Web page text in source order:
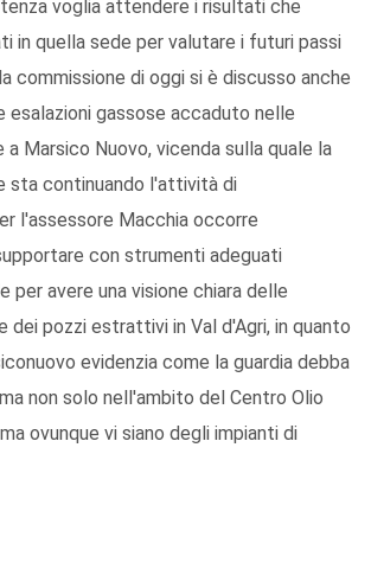
voglia attendere i risultati che
in quella sede per valutare i futuri passi
commissione di oggi si è discusso anche
esalazioni gassose accaduto nelle
Marsico Nuovo, vicenda sulla quale la
sta continuando l'attività di
l'assessore Macchia occorre
con strumenti adeguati
per avere una visione chiara delle
dei pozzi estrattivi in Val d'Agri, in quanto
evidenzia come la guardia debba
non solo nell'ambito del Centro Olio
ovunque vi siano degli impianti di